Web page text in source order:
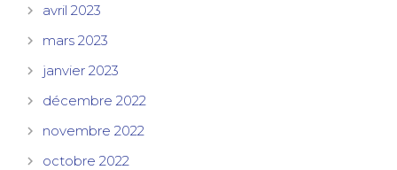
avril 2023
mars 2023
janvier 2023
décembre 2022
novembre 2022
octobre 2022